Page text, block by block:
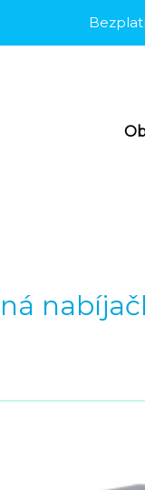
Bezplatné